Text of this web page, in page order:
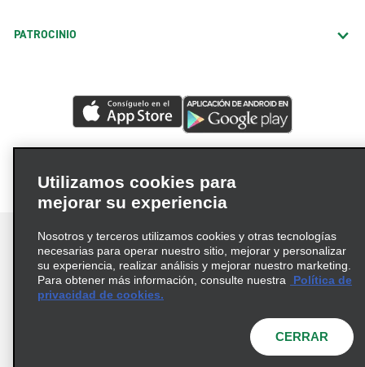
PATROCINIO
Términos de uso
Política de privacidad
© 2026 Enterprise Holdings, Inc. Todos los derechos
Utilizamos cookies para
mejorar su experiencia
Nosotros y terceros utilizamos cookies y otras tecnologías
necesarias para operar nuestro sitio, mejorar y personalizar
su experiencia, realizar análisis y mejorar nuestro marketing.
Para obtener más información, consulte nuestra
Política de
privacidad de cookies.
CERRAR